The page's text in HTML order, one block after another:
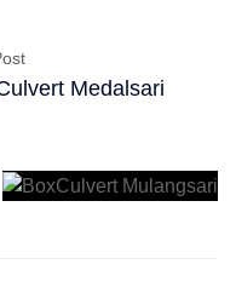
Medalsari